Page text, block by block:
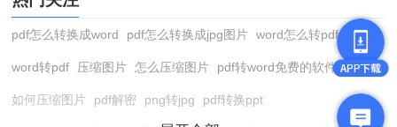
pdf怎么转换成word pdf怎么转换成jpg图片 word怎么转pdf
word转pdf 压缩图片 怎么压缩图片 pdf转word免费的软件
如何压缩图片 pdf解密 png转jpg pdf转换ppt